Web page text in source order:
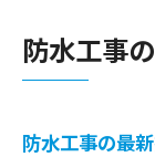
防水工事
防水工事の最